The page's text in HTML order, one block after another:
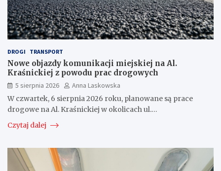
DROGI TRANSPORT
Nowe objazdy komunikacji miejskiej na Al.
Kraśnickiej z powodu prac drogowych
5 sierpnia 2026
Anna Laskowska
W czwartek, 6 sierpnia 2026 roku, planowane są prace
drogowe na Al. Kraśnickiej w okolicach ul.…
Czytaj dalej